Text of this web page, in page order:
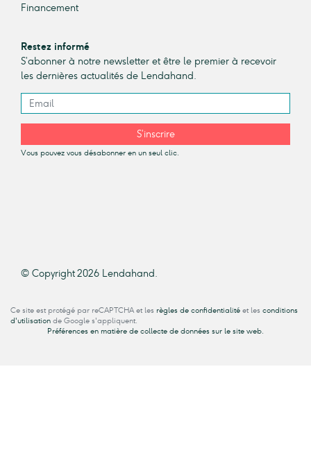
Financement
Restez informé
S’abonner à notre newsletter et être le premier à recevoir
les dernières actualités de Lendahand.
S’inscrire
Vous pouvez vous désabonner en un seul clic.
© Copyright 2026 Lendahand.
Ce site est protégé par reCAPTCHA et les règles de confidentialité et les conditions
d'utilisation de Google s'appliquent.
Préférences en matière de collecte de données sur le site web.